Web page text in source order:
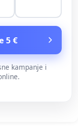
5 €
kampanje i